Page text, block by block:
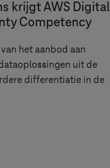
krijgt AWS Digital
Competency
het aanbod aan
uit de
differentiatie in de